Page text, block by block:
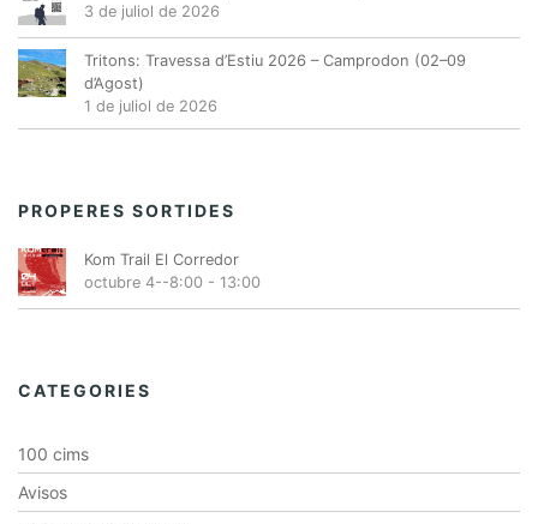
3 de juliol de 2026
Tritons: Travessa d’Estiu 2026 – Camprodon (02–09
d’Agost)
1 de juliol de 2026
PROPERES SORTIDES
Kom Trail El Corredor
octubre 4--8:00 - 13:00
CATEGORIES
100 cims
Avisos